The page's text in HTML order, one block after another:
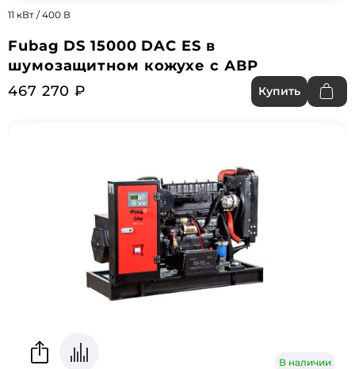
11 кВт / 400 В
Fubag DS 15000 DAC ES в
шумозащитном кожухе с АВР
467 270 ₽
Купить
В наличии